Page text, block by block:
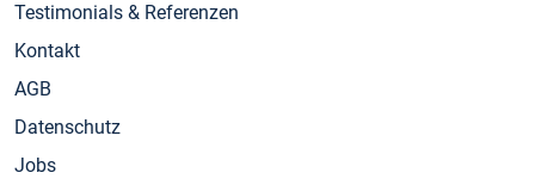
Testimonials & Referenzen
Kontakt
AGB
Datenschutz
Jobs